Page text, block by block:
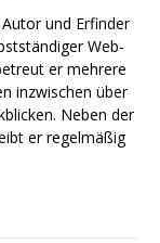
und Erfinder
Web-
er mehrere
inzwischen über
Neben der
er regelmäßig